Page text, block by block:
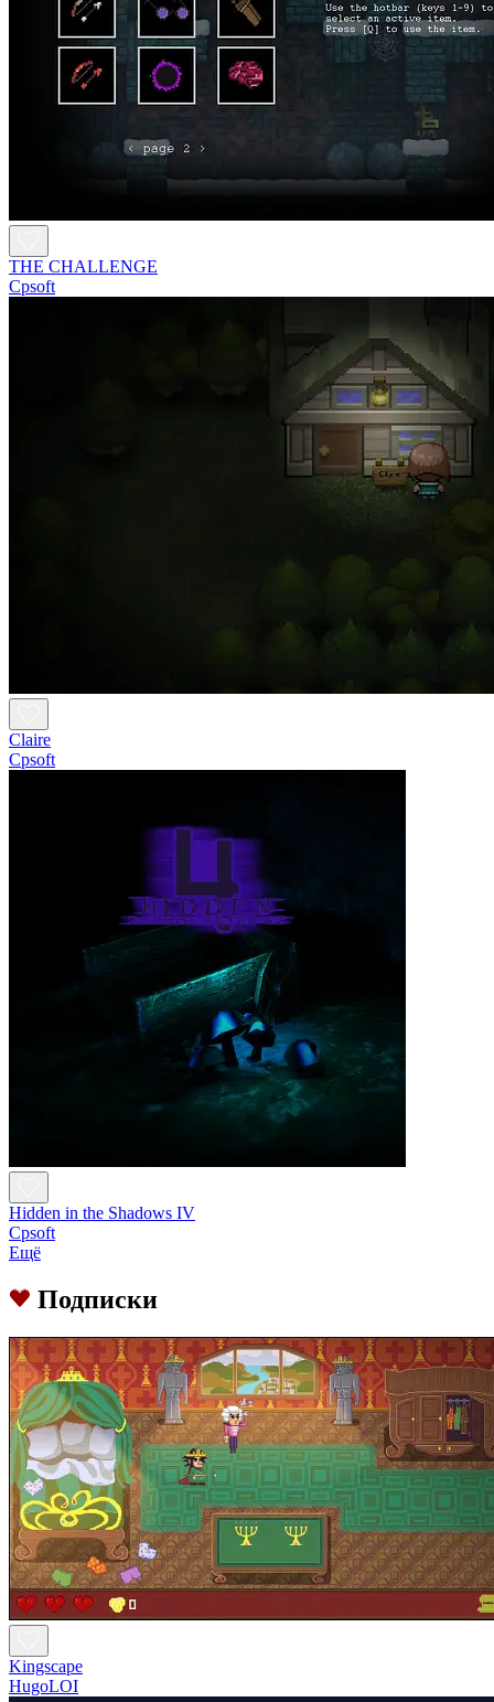
THE CHALLENGE
Cpsoft
Claire
Cpsoft
Hidden in the Shadows IV
Cpsoft
Ещё
Подписки
Kingscape
HugoLOI